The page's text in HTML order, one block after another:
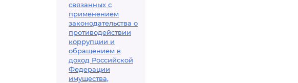
связанных с
применением
законодательства о
противодействии
коррупции и
обращением в
доход Российской
Федерации
имущества,